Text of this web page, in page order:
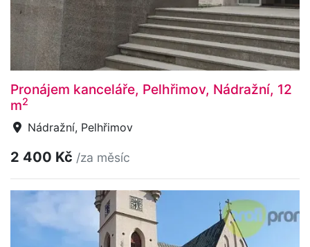
Pronájem kanceláře, Pelhřimov, Nádražní, 12
m2
Nádražní, Pelhřimov
2 400 Kč /za měsíc